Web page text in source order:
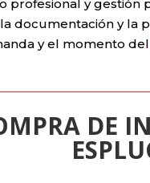
profesional y gestión
documentación y la
y el momento del
DE